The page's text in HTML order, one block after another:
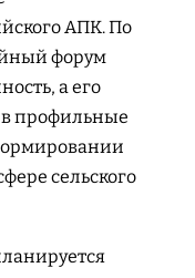
АПК. По
форум
а его
профильные
сельского